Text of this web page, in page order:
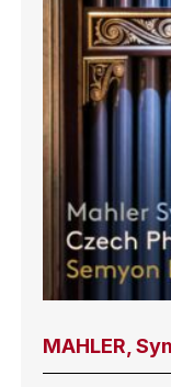
MAHLER,